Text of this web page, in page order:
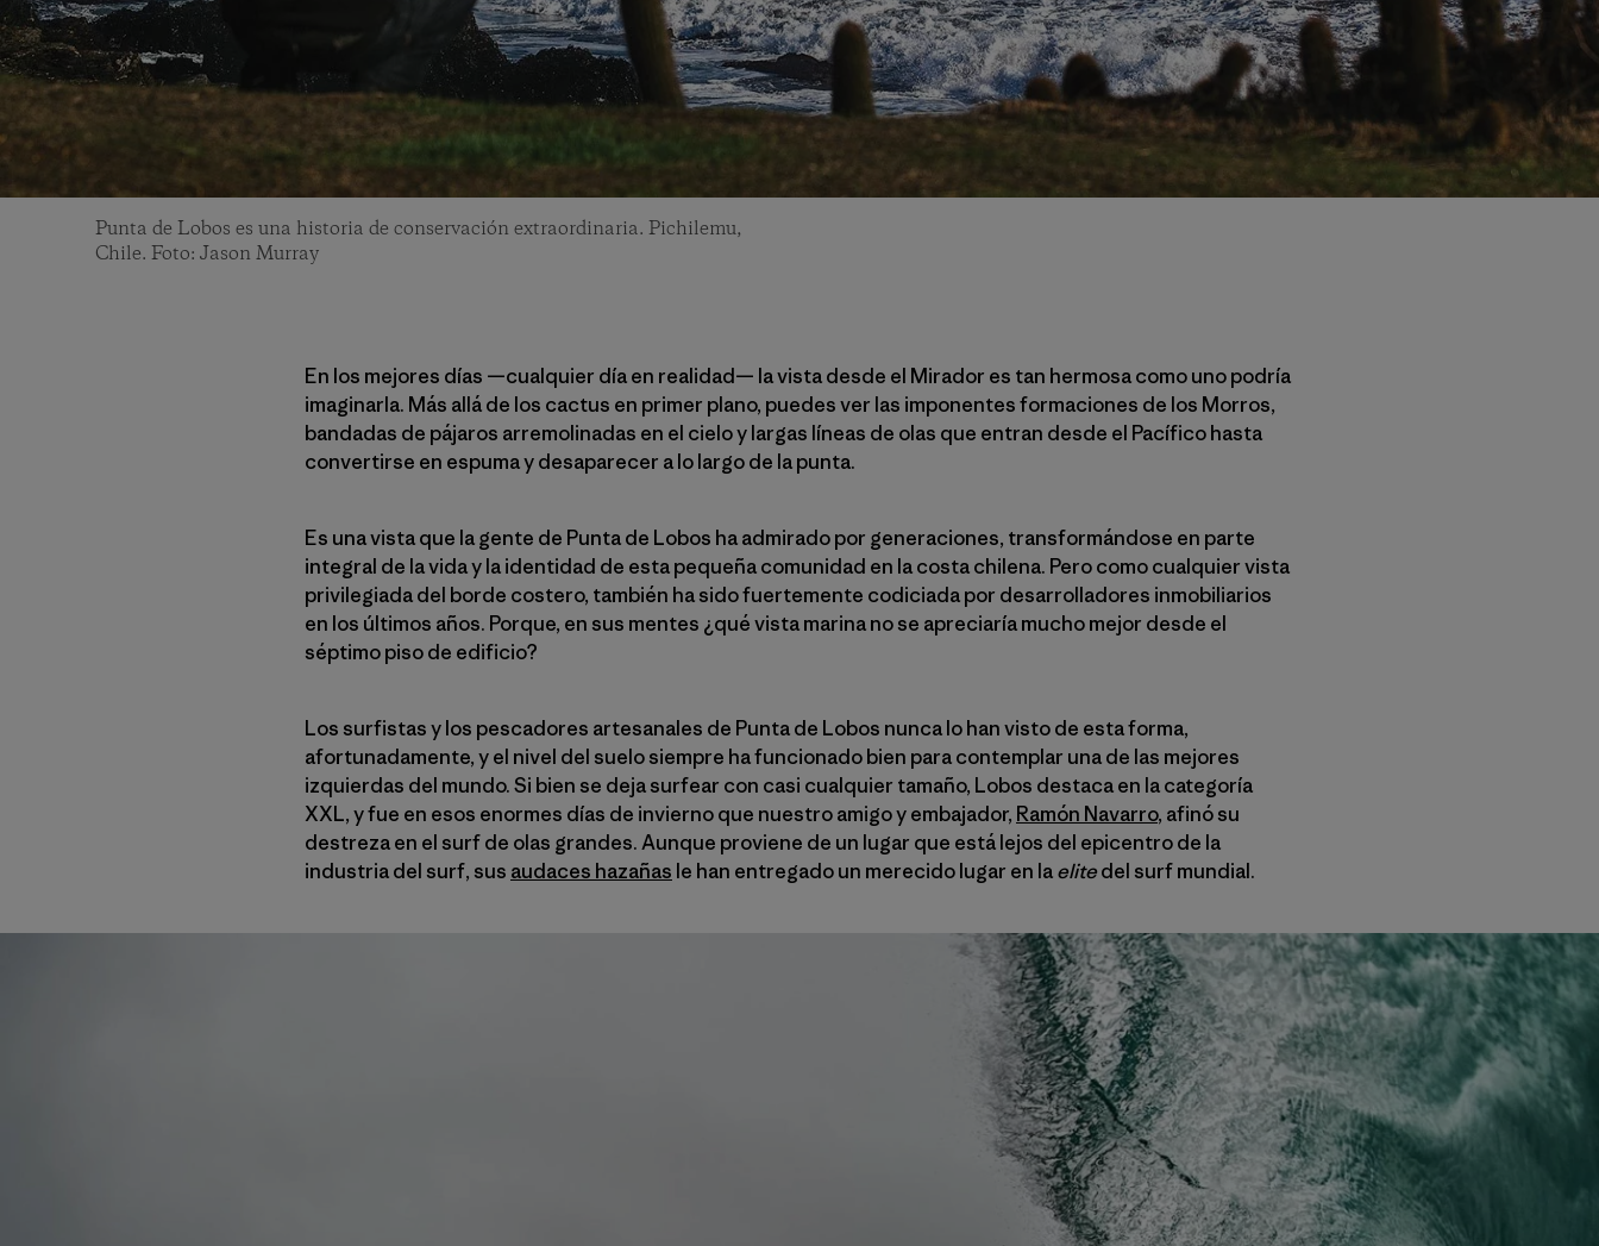
Punta de Lobos es una historia de conservación extraordinaria. Pichilemu,
Chile. Foto: Jason Murray
En los mejores días —cualquier día en realidad— la vista desde el Mirador es tan hermosa como uno podría
imaginarla. Más allá de los cactus en primer plano, puedes ver las imponentes formaciones de los Morros,
bandadas de pájaros arremolinadas en el cielo y largas líneas de olas que entran desde el Pacífico hasta
convertirse en espuma y desaparecer a lo largo de la punta.
Es una vista que la gente de Punta de Lobos ha admirado por generaciones, transformándose en parte
integral de la vida y la identidad de esta pequeña comunidad en la costa chilena. Pero como cualquier vista
privilegiada del borde costero, también ha sido fuertemente codiciada por desarrolladores inmobiliarios
en los últimos años. Porque, en sus mentes ¿qué vista marina no se apreciaría mucho mejor desde el
séptimo piso de edificio?
Los surfistas y los pescadores artesanales de Punta de Lobos nunca lo han visto de esta forma,
afortunadamente, y el nivel del suelo siempre ha funcionado bien para contemplar una de las mejores
izquierdas del mundo. Si bien se deja surfear con casi cualquier tamaño, Lobos destaca en la categoría
XXL, y fue en esos enormes días de invierno que nuestro amigo y embajador, Ramón Navarro, afinó su
destreza en el surf de olas grandes. Aunque proviene de un lugar que está lejos del epicentro de la
industria del surf, sus audaces hazañas le han entregado un merecido lugar en laelitedel surf mundial.